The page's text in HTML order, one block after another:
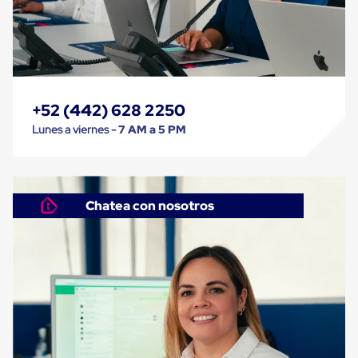
Caja
Super
de
Rafia
Super
de
Rafia
sin
Sacos
de
rafia
personalizados
Polipropileno
Rafia
Fibrilada
Arpilla
+52 (442) 628 2250
Lunes a viernes -7 AM a 5 PM
Chatea con nosotros